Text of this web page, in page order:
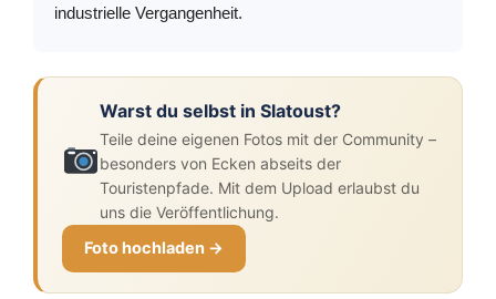
industrielle Vergangenheit.
Warst du selbst in Slatoust?
Teile deine eigenen Fotos mit der Community –
besonders von Ecken abseits der
Touristenpfade. Mit dem Upload erlaubst du
uns die Veröffentlichung.
Foto hochladen →